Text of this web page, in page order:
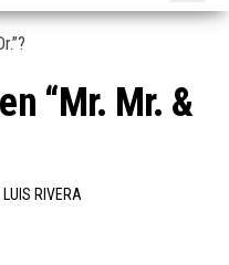
g
i
“Mr. Mr. &
LUIS RIVERA